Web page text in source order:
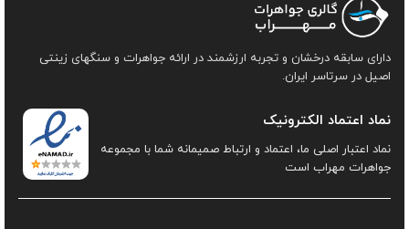
دارای سابقه درخشان و تجربه ارزشمند در ارائه جواهرات و سنگهای زینتی
اصیل در سرتاسر ایران.
نماد اعتماد الکترونیک
نماد اعتبار اصلی ما، اعتماد و ارتباط صمیمانه شما با مجموعه
جواهرات مهراب است